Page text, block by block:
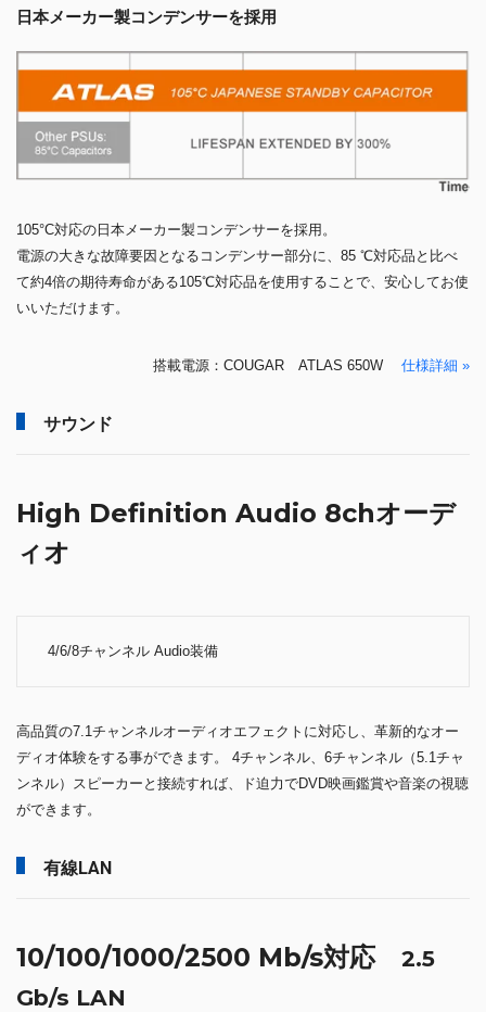
日本メーカー製コンデンサーを採用
105°C対応の日本メーカー製コンデンサーを採用。
電源の大きな故障要因となるコンデンサー部分に、85 ℃対応品と比べ
て約4倍の期待寿命がある105℃対応品を使用することで、安心してお使
いいただけます。
搭載電源：COUGAR ATLAS 650W 仕様詳細 »
サウンド
High Definition Audio 8chオーデ
ィオ
4/6/8チャンネル Audio装備
高品質の7.1チャンネルオーディオエフェクトに対応し、革新的なオー
ディオ体験をする事ができます。 4チャンネル、6チャンネル（5.1チャ
ンネル）スピーカーと接続すれば、ド迫力でDVD映画鑑賞や音楽の視聴
ができます。
有線LAN
10/100/1000/2500 Mb/s対応 2.5
Gb/s LAN